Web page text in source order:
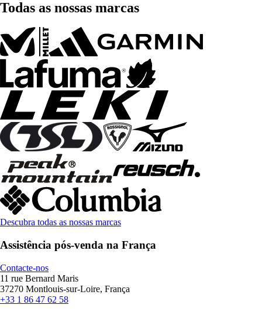
Todas as nossas marcas
Descubra todas as nossas marcas
Assistência pós-venda na França
Contacte-nos
11 rue Bernard Maris
37270 Montlouis-sur-Loire, França
+33 1 86 47 62 58